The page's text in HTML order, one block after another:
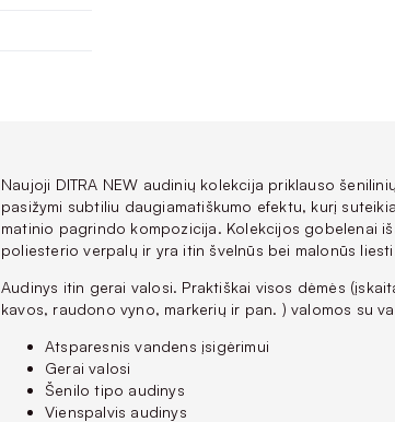
Naujoji DITRA NEW audinių kolekcija priklauso
pasižymi subtiliu daugiamatiškumo efektu, kurį
matinio pagrindo kompozicija. Kolekcijos gobelenai
poliesterio verpalų ir yra itin švelnūs bei malonūs
Audinys itin gerai valosi. Praktiškai visos dėmės
kavos, raudono vyno, markerių ir pan. ) valomos su
Atsparesnis vandens įsigėrimui
Gerai valosi
Šenilo tipo audinys
Vienspalvis audinys